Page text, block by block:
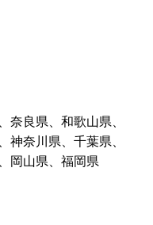
良県、和歌山県、
奈川県、千葉県、
岡山県、福岡県